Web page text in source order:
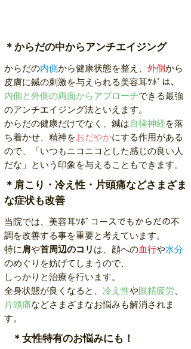
＊からだの中からアンチエイジング
からだの内側から健康状態を整え、 外側から
皮膚に鍼の刺激を与えられる美容耳ﾂﾎﾞは、
内側と外側の両面からアプローチできる最強
のアンチエイジング法といえます。
からだの健康だけでなく、鍼は自律神経を落
ち着かせ、精神をおだやかにする作用がある
ので、「いつもニコニコとした感じの良い人
だな」という印象を与えることもできます。
＊肩こり・冷え性・片頭痛などさまざま
な症状も改善
当院では、美容耳ﾂﾎﾞコースでもからだの不
調を改善する事を重要と考えています。
特に 肩や首周辺のコリ は、顔への血行や水分
のめぐりを妨げてしまうので、
しっかりと治療を行います。
全身状態が良くなると、 冷え性や眼精疲労
片頭痛などさまざまなお悩みも解消されま
す。
＊女性特有のお悩みにも！